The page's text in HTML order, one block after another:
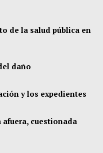
de la salud pública en
daño
y los expedientes
afuera, cuestionada